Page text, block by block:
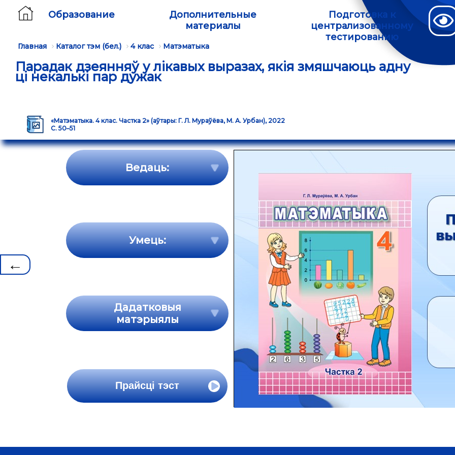
Образование
Дополнительные
материалы
Подготовка к
централизованному
тестированию
Главная Каталог тэм (бел.) 4 клас Матэматыка
Парадак дзеянняў у лікавых выразах, якія змяшчаюць адну
ці некалькі пар дужак
«Матэматыка. 4 клас. Частка 2» (аўтары: Г. Л. Мураўёва, М. А. Урбан), 2022
С. 50–51
←
Ведаць:
Умець:
Дадатковыя
матэрыялы
Прайсці тэст